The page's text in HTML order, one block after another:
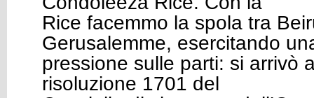
Rice facemmo la spola tra
Gerusalemme, esercitando
pressione sulle parti: si arrivò
risoluzione 1701 del